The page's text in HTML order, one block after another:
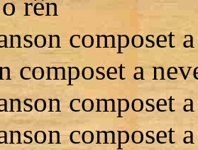
composet
composet a
composet
composet